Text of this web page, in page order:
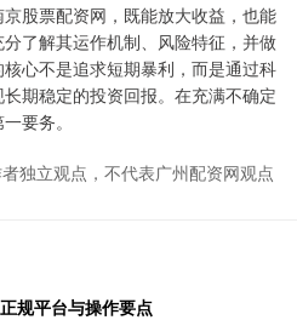
股票配资网，既能放大收益，也能
了解其运作机制、风险特征，并做
心不是追求短期暴利，而是通过科
期稳定的投资回报。在充满不确定
要务。
独立观点，不代表广州配资网观点
规平台与操作要点